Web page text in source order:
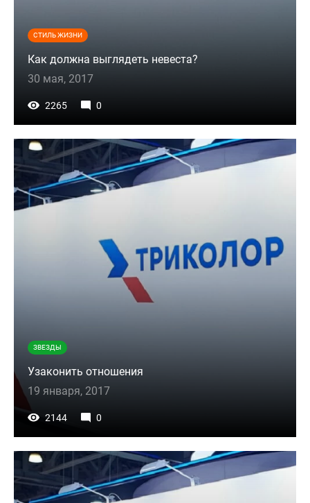
СТИЛЬ ЖИЗНИ
Как должна выглядеть невеста?
30 мая, 2017
2265 0
ЗВЕЗДЫ
Узаконить отношения
19 января, 2017
2144 0